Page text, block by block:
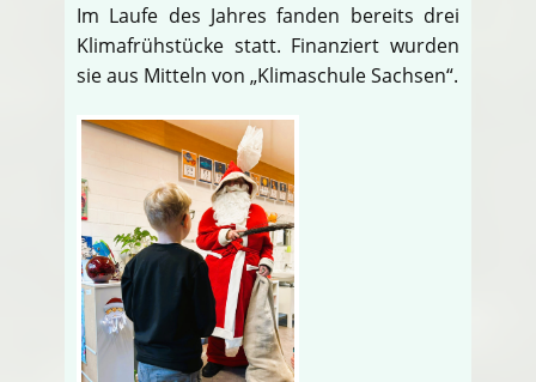
Im Laufe des Jahres fanden bereits drei
Klimafrühstücke statt. Finanziert wurden
sie aus Mitteln von „Klimaschule Sachsen“.